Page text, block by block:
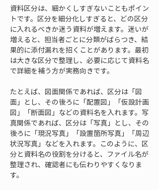
資料区分は、細かくしすぎないこともポイン
トです。区分を細分化しすぎると、どの区分
に入れるべきか迷う資料が増えます。迷いが
増えると、担当者ごとに分類がばらつき、結
果的に添付漏れを招くことがあります。最初
は大きな区分で整理し、必要に応じて資料名
で詳細を補う方が実務向きです。
たとえば、図面関係であれば、区分は「図
面」とし、その後ろに「配置図」「仮設計画
図」「断面図」などの資料名を入れます。写
真関係であれば、区分は「写真」とし、その
後ろに「現況写真」「設置箇所写真」「周辺
状況写真」などを入れます。このように、区
分と資料名の役割を分けると、ファイル名が
整理され、確認者にも伝わりやすくなりま
す。